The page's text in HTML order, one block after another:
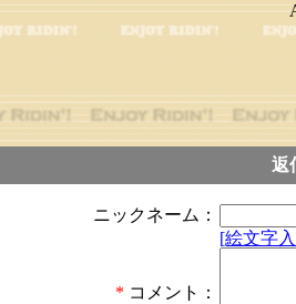
返
ニックネーム：
* コメント：
[絵文字